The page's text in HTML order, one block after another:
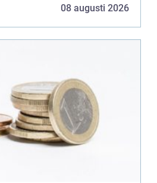
över en l&a...08 augusti 2026